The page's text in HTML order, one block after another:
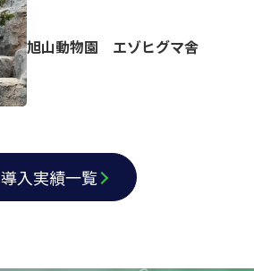
旭山動物園 エゾヒグマ舎
導入実績一覧